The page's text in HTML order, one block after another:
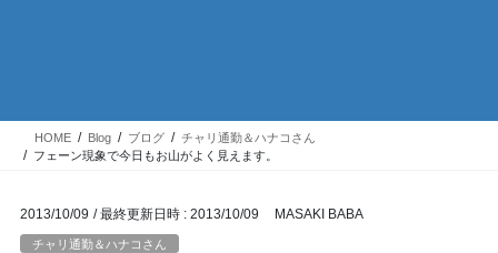
HOME Blog ブログ
チャリ通勤＆ハナコさん
フェーン現象で今日もお山がよく見えます。
2013/10/09 / 最終更新日時 : 2013/10/09 MASAKI BABA
チャリ通勤＆ハナコさん